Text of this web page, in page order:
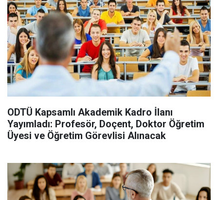
ODTÜ Kapsamlı Akademik Kadro İlanı
Yayımladı: Profesör, Doçent, Doktor Öğretim
Üyesi ve Öğretim Görevlisi Alınacak